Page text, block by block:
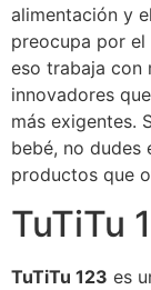
alimentación y
preocupa por
eso trabaja con
innovadores
más exigentes.
bebé, no dudes
productos que
TuTiTu
TuTiTu 123 es